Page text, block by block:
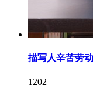
描写人辛苦劳
1202